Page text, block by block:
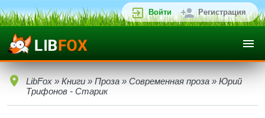
Войти Регистрация
LibFox » Книги » Проза » Современная проза » Юрий
Трифонов - Старик